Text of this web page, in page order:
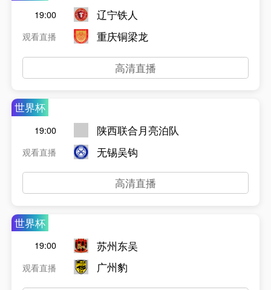
19:00
观看直播
辽宁铁人
重庆铜梁龙
高清直播
世界杯
19:00
观看直播
陕西联合月亮泊队
无锡吴钩
高清直播
世界杯
19:00
观看直播
苏州东吴
广州豹